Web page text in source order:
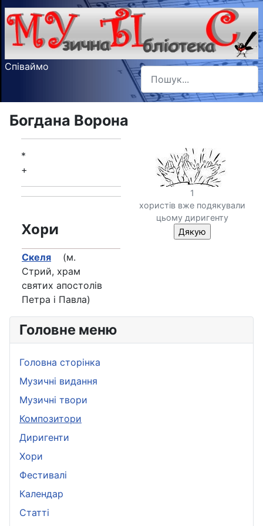
Співаймо Пошук
Type 2 or more characters
Головне меню
Головна сторінка
Музичні видання
Музичні твори
Композитори
Диригенти
Хори
Фестивалі
Календар
Статті
Богдана Ворона
1
хористів вже подякували
цьому диригенту
*
+
Хори
Скеля (м.
Стрий, храм
святих апостолів
Петра і Павла)